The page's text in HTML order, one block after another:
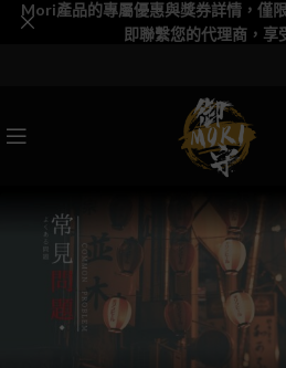
Mori產品的專屬優惠與獎券詳情，僅
即聯繫您的代理商，享